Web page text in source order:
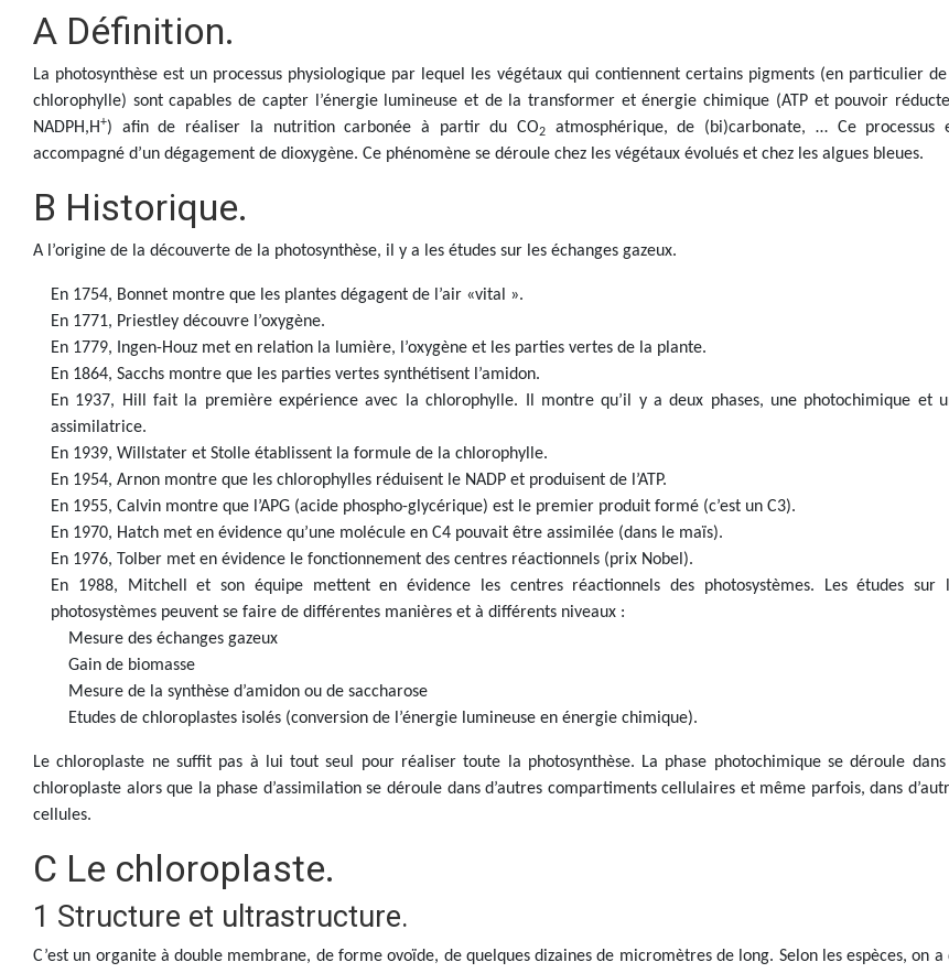
A Définition.
La photosynthèse est un processus physiologique par lequel les végétaux qui contiennent certains pigments (en particulier
chlorophylle) sont capables de capter l’énergie lumineuse et de la transformer et énergie chimique (ATP et pouvoir
NADPH,H+) afin de réaliser la nutrition carbonée à partir du CO2
atmosphérique, de (bi)carbonate, … Ce processus
accompagné d’un dégagement de dioxygène. Ce phénomène se déroule chez les végétaux évolués et chez les algues bleues.
B Historique.
A l’origine de la découverte de la photosynthèse, il y a les études sur les échanges gazeux.
En 1754, Bonnet montre que les plantes dégagent de l’air «vital ».
En 1771, Priestley découvre l’oxygène.
En 1779, Ingen-Houz met en relation la lumière, l’oxygène et les parties vertes de la plante.
En 1864, Sacchs montre que les parties vertes synthétisent l’amidon.
En 1937, Hill fait la première expérience avec la chlorophylle. Il montre qu’il y a deux phases, une photochimique et
assimilatrice.
En 1939, Willstater et Stolle établissent la formule de la chlorophylle.
En 1954, Arnon montre que les chlorophylles réduisent le NADP et produisent de l’ATP.
En 1955, Calvin montre que l’APG (acide phospho-glycérique) est le premier produit formé (c’est un C3).
En 1970, Hatch met en évidence qu’une molécule en C4 pouvait être assimilée (dans le maïs).
En 1976, Tolber met en évidence le fonctionnement des centres réactionnels (prix Nobel).
En 1988, Mitchell et son équipe mettent en évidence les centres réactionnels des photosystèmes. Les études sur
photosystèmes peuvent se faire de différentes manières et à différents niveaux :
Mesure des échanges gazeux
Gain de biomasse
Mesure de la synthèse d’amidon ou de saccharose
Etudes de chloroplastes isolés (conversion de l’énergie lumineuse en énergie chimique).
Le chloroplaste ne suffit pas à lui tout seul pour réaliser toute la photosynthèse. La phase photochimique se déroule
chloroplaste alors que la phase d’assimilation se déroule dans d’autres compartiments cellulaires et même parfois, dans
cellules.
C Le chloroplaste.
1 Structure et ultrastructure.
C’est un organite à double membrane, de forme ovoïde, de quelques dizaines de micromètres de long. Selon les espèces, on a